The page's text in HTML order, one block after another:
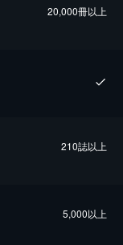
20,000冊以上
210誌以上
5,000以上